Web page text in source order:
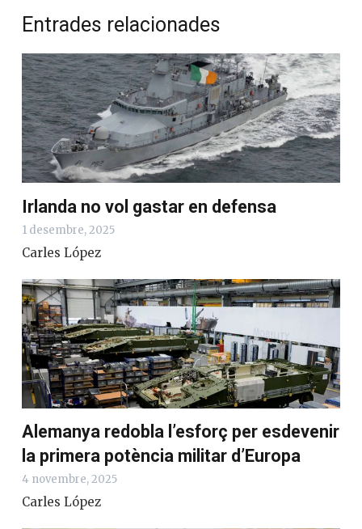
Entrades relacionades
Irlanda no vol gastar en defensa
1 desembre, 2025
Carles López
Alemanya redobla l’esforç per esdevenir
la primera potència militar d’Europa
4 novembre, 2025
Carles López